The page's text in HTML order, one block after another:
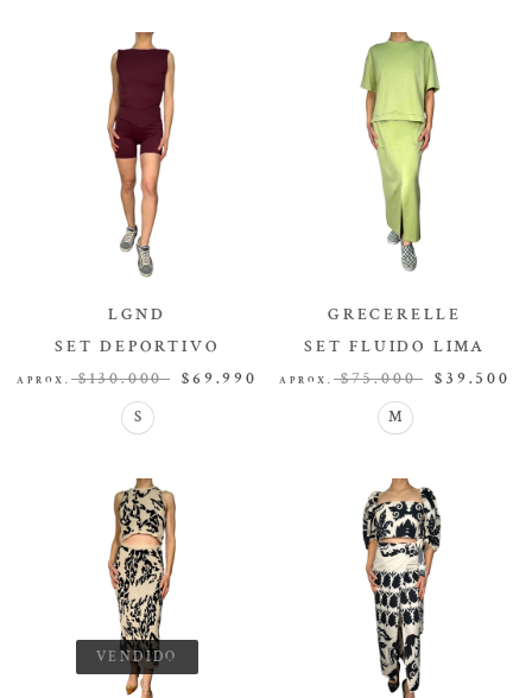
LGND
SET DEPORTIVO
SET
APROX. $130.000 $69.990
S
GRECERELLE
SET FLUIDO LIMA
SET
APROX. $75.000 $39.500
M
VENDIDO